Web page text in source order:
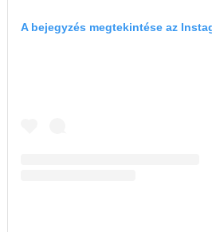
A bejegyzés megtekintése az